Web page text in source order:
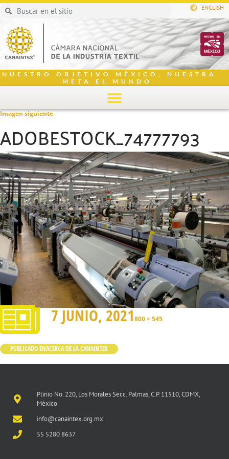
ENGLISH
NUESTRO OBJETIVO MÉXICO, NUESTRA
META EL MUNDO.
Imagen siguiente
ADOBESTOCK_74777793
7 JUNIO, 2021800 × 545
PUBLICADO ENACERCA DE LA CANAINTEX
Plinio No. 220, Los Morales Secc. Palmas, C.P. 11510, CDMX,
México
info@canaintex.org.mx
55 5280 8637